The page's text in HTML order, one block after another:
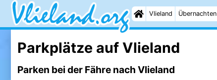
Vlieland Übernachten
Parkplätze auf Vlieland
Parken bei der Fähre nach Vlieland